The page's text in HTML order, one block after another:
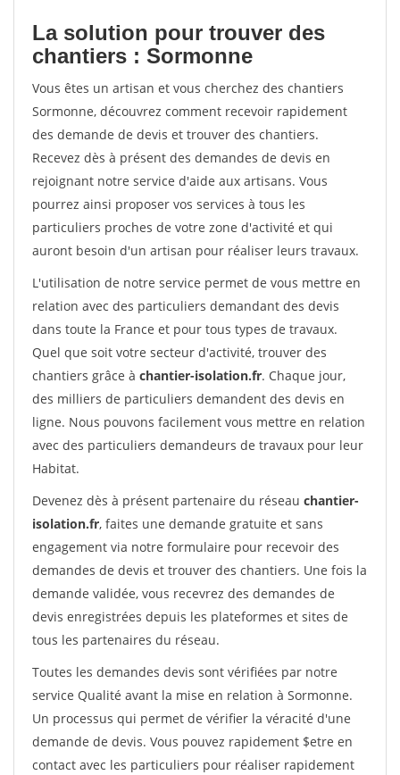
La solution pour trouver des
chantiers : Sormonne
Vous êtes un artisan et vous cherchez des chantiers
Sormonne, découvrez comment recevoir rapidement
des demande de devis et trouver des chantiers.
Recevez dès à présent des demandes de devis en
rejoignant notre service d'aide aux artisans. Vous
pourrez ainsi proposer vos services à tous les
particuliers proches de votre zone d'activité et qui
auront besoin d'un artisan pour réaliser leurs travaux.
L'utilisation de notre service permet de vous mettre en
relation avec des particuliers demandant des devis
dans toute la France et pour tous types de travaux.
Quel que soit votre secteur d'activité, trouver des
chantiers grâce à chantier-isolation.fr. Chaque jour,
des milliers de particuliers demandent des devis en
ligne. Nous pouvons facilement vous mettre en relation
avec des particuliers demandeurs de travaux pour leur
Habitat.
Devenez dès à présent partenaire du réseau chantier-
isolation.fr, faites une demande gratuite et sans
engagement via notre formulaire pour recevoir des
demandes de devis et trouver des chantiers. Une fois la
demande validée, vous recevrez des demandes de
devis enregistrées depuis les plateformes et sites de
tous les partenaires du réseau.
Toutes les demandes devis sont vérifiées par notre
service Qualité avant la mise en relation à Sormonne.
Un processus qui permet de vérifier la véracité d'une
demande de devis. Vous pouvez rapidement $etre en
contact avec les particuliers pour réaliser rapidement